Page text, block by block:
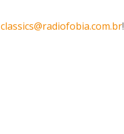
classics@radiofobia.com.br!